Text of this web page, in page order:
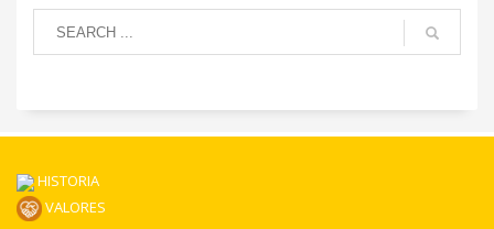
HISTORIA
VALORES